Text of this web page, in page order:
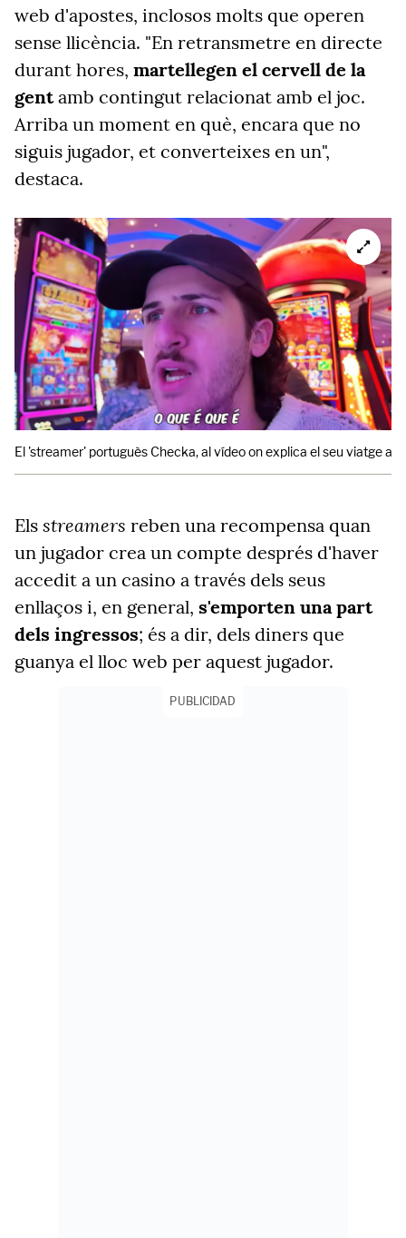
web d'apostes, inclosos molts que operen
sense llicència. "En retransmetre en directe
durant hores, martellegen el cervell de la
gentamb contingut relacionat amb el joc.
Arriba un moment en què, encara que no
siguis jugador, et converteixes en un",
destaca.
El 'streamer' portuguès Checka, al vídeo on explica el seu viatge a
Els streamers reben una recompensa quan
un jugador crea un compte després d'haver
accedit a un casino a través dels seus
enllaços i, en general, s'emporten una part
dels ingressos; és a dir, dels diners que
guanya el lloc web per aquest jugador.
PUBLICIDAD